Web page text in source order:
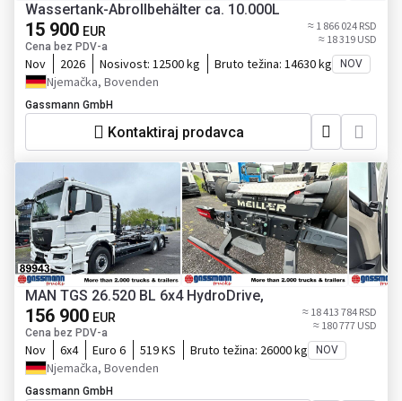
Wassertank-Abrollbehälter ca. 10.000L
15 900 EUR
Cena bez PDV-a
≈ 1 866 024 RSD
≈ 18 319 USD
Nov 2026 Nosivost: 12500 kg Bruto težina: 14630 kg NOV
Njemačka, Bovenden
Gassmann GmbH
Kontaktiraj prodavca
MAN TGS 26.520 BL 6x4 HydroDrive,
156 900 EUR
Cena bez PDV-a
≈ 18 413 784 RSD
≈ 180 777 USD
Nov 6x4 Euro 6 519 KS Bruto težina: 26000 kg NOV
Njemačka, Bovenden
Gassmann GmbH